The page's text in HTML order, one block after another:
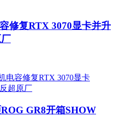
修复RTX 3070显卡并升
GR8开箱SHOW